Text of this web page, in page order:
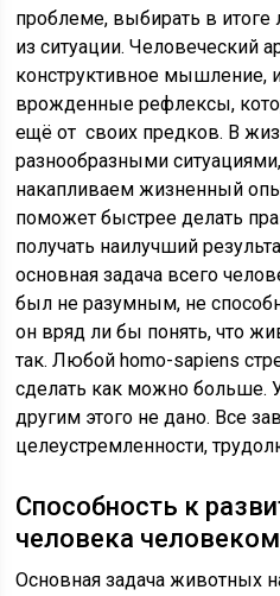
проблеме, выбирать в
из ситуации. Человеческий
конструктивное мышление,
врожденные рефлексы,
ещё от своих предков. В
разнообразными
накапливаем жизненный
поможет быстрее делать
получать наилучший
основная задача всего
был не разумным, не
он вряд ли бы понять, что
так. Любой homo-sapiens
сделать как можно больше.
другим этого не дано. Все
целеустремленности,
Способность к
человека человеком
Основная задача животных